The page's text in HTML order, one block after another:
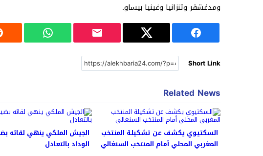
ومدغشقر وتنزانيا وغينيا بيساو.
Short Link
Related News
السكتيوي يكشف عن تشكيلة المنتخب
المغربي المحلي أمام المنتخب السنغالي
الجيش الملكي ينهي لقائه
الوداد بالتعادل